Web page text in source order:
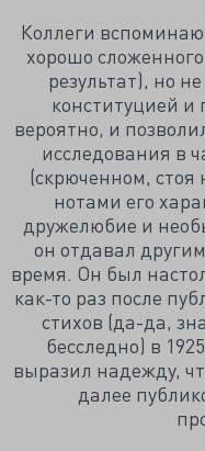
Коллеги
хорошо
результат), но
конституцией и
вероятно, и
исследования в
(скрюченном,
нотами его
дружелюбие и
он отдавал
время. Он был
как-то раз после
стихов (да-да,
бесследно) в
выразил надежду,
далее